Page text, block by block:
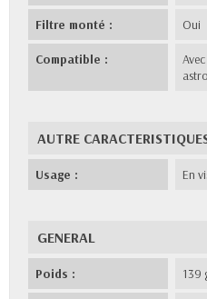
Filtre monté : Oui
Compatible :
AUTRE
Usage : En
GENERAL
Poids : 139